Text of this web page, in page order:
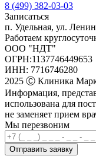
8 (499) 382-03-03
Записаться
п. Удельная, ул.
Работаем
ООО "НДТ"
ОГРН:1137746449653
ИНН: 7716746280
2025 Ⓒ Клиника
Информация,
использована для
не заменяет прием
Мы перезвоним
Отправить заявку